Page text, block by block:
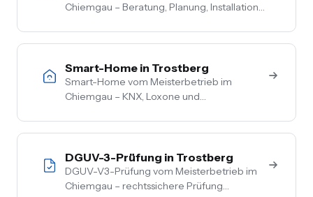
Chiemgau – Beratung, Planung, Installation
Überschussladen, Lastmanagement,
Smart-Home in Trostberg
Smart-Home vom Meisterbetrieb im
Chiemgau – KNX, Loxone und
Licht, Heizung, Beschattung und Sicherheit
DGUV-3-Prüfung in Trostberg
DGUV-V3-Prüfung vom Meisterbetrieb im
Chiemgau – rechtssichere Prüfung